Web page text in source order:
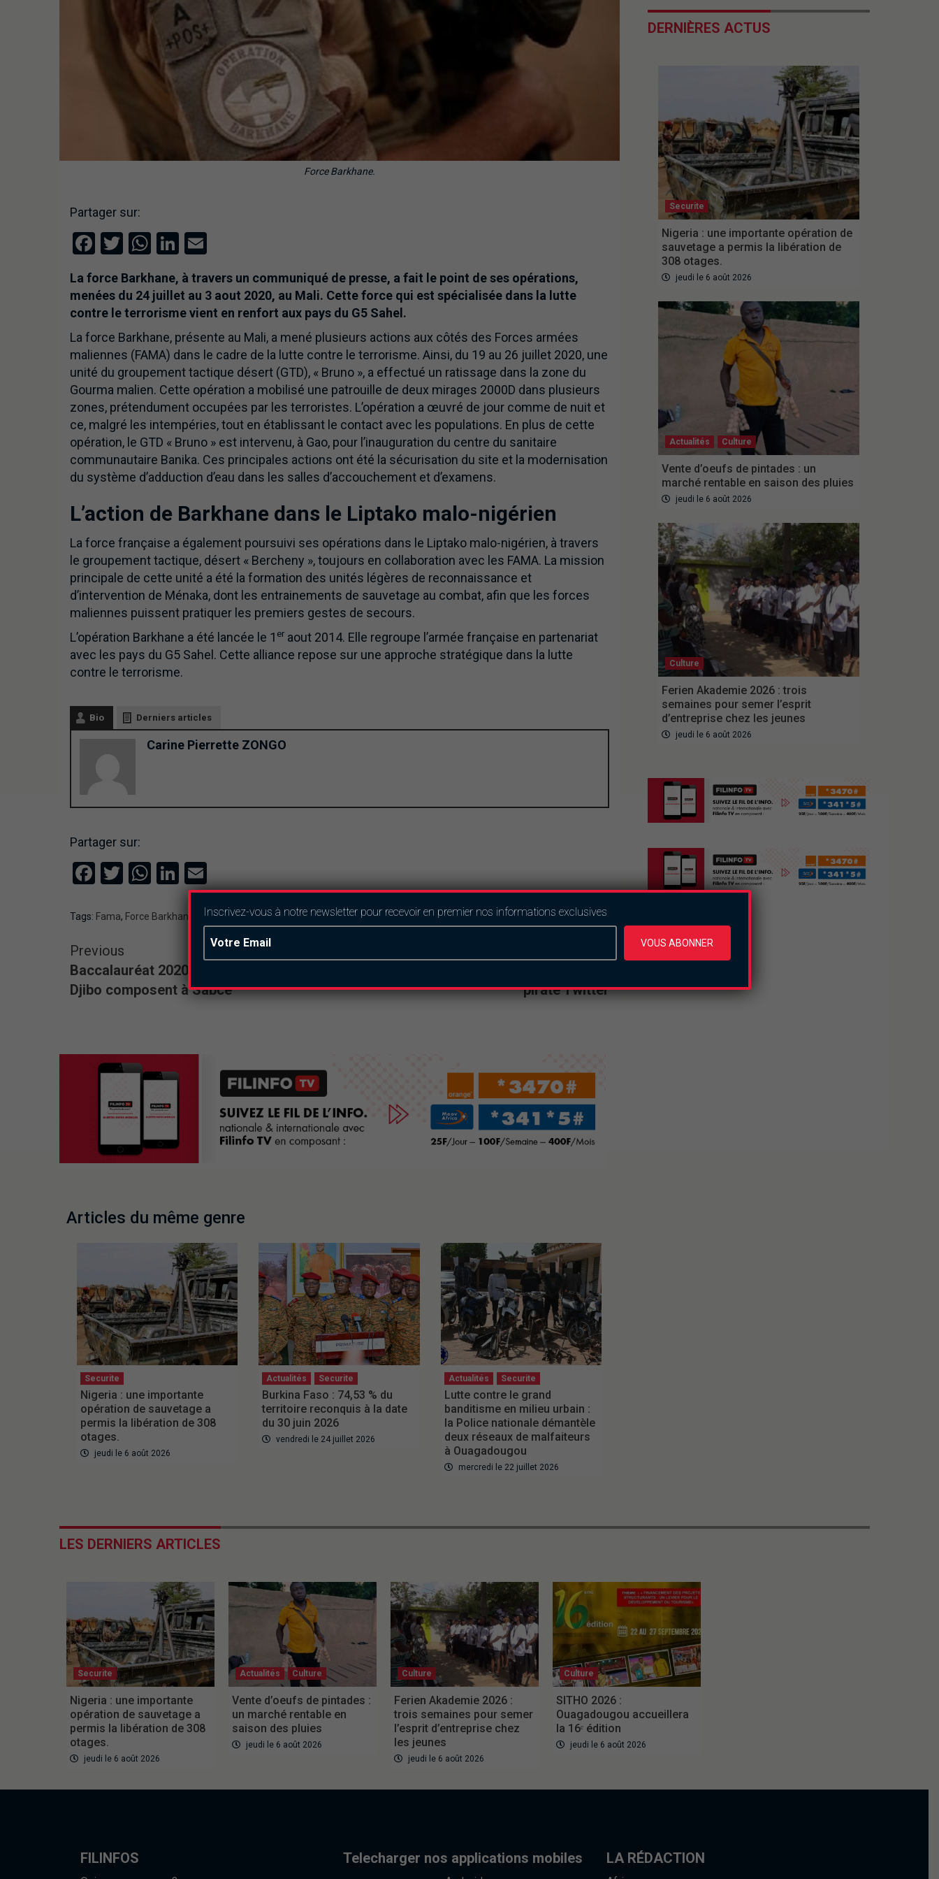
Force Barkhane.
Partager sur:
Facebook
Twitter
WhatsApp
LinkedIn
Email
La force Barkhane, à travers un communiqué de presse, a fait le point de ses opérations,
menées du 24 juillet au 3 aout 2020, au Mali. Cette force qui est spécialisée dans la lutte
contre le terrorisme vient en renfort aux pays du G5 Sahel.
La force Barkhane, présente au Mali, a mené plusieurs actions aux côtés des Forces armées
maliennes (FAMA) dans le cadre de la lutte contre le terrorisme. Ainsi, du 19 au 26 juillet 2020, une
unité du groupement tactique désert (GTD), « Bruno », a effectué un ratissage dans la zone du
Gourma malien. Cette opération a mobilisé une patrouille de deux mirages 2000D dans plusieurs
zones, prétendument occupées par les terroristes. L’opération a œuvré de jour comme de nuit et
ce, malgré les intempéries, tout en établissant le contact avec les populations. En plus de cette
opération, le GTD « Bruno » est intervenu, à Gao, pour l’inauguration du centre du sanitaire
communautaire Banika. Ces principales actions ont été la sécurisation du site et la modernisation
du système d’adduction d’eau dans les salles d’accouchement et d’examens.
L’action de Barkhane dans le Liptako malo-nigérien
La force française a également poursuivi ses opérations dans le Liptako malo-nigérien, à travers
le groupement tactique, désert « Bercheny », toujours en collaboration avec les FAMA. La mission
principale de cette unité a été la formation des unités légères de reconnaissance et
d’intervention de Ménaka, dont les entrainements de sauvetage au combat, afin que les forces
maliennes puissent pratiquer les premiers gestes de secours.
L’opération Barkhane a été lancée le 1 eraout 2014. Elle regroupe l’armée française en partenariat
avec les pays du G5 Sahel. Cette alliance repose sur une approche stratégique dans la lutte
contre le terrorisme.
Bio Derniers articles
Carine Pierrette ZONGO
Partager sur:
Facebook
Twitter
WhatsApp
LinkedIn
Email
Tags: Fama, Force Barkhane Lutte contre le terrorisme
Previous
Baccalauréat 2020 : Les candidats de
Djibo composent à Sabcé
pirate Twitter
Articles du même genre
Securite
Nigeria : une importante
opération de sauvetage a
permis la libération de 308
otages.
jeudi le 6 août 2026
Actualités Securite
Burkina Faso : 74,53 % du
territoire reconquis à la date
du 30 juin 2026
vendredi le 24 juillet 2026
Actualités Securite
Lutte contre le grand
banditisme en milieu urbain :
la Police nationale démantèle
deux réseaux de malfaiteurs
à Ouagadougou
mercredi le 22 juillet 2026
DERNIÈRES ACTUS
Securite
Nigeria : une importante opération de
sauvetage a permis la libération de
308 otages.
jeudi le 6 août 2026
Actualités Culture
Vente d’oeufs de pintades : un
marché rentable en saison des pluies
jeudi le 6 août 2026
Culture
Ferien Akademie 2026 : trois
semaines pour semer l’esprit
d’entreprise chez les jeunes
jeudi le 6 août 2026
LES DERNIERS ARTICLES
Securite
Nigeria : une importante
opération de sauvetage a
permis la libération de 308
otages.
jeudi le 6 août 2026
Actualités Culture
Vente d’oeufs de pintades :
un marché rentable en
saison des pluies
jeudi le 6 août 2026
Culture
Ferien Akademie 2026 :
trois semaines pour semer
l’esprit d’entreprise chez
les jeunes
jeudi le 6 août 2026
Culture
SITHO 2026 :
Ouagadougou accueillera
la 16ᵉ édition
jeudi le 6 août 2026
FILINFOS Telecharger nos applications mobiles LA RÉDACTION
Inscrivez-vous à notre newsletter pour recevoir en premier nos informations exclusives
VOUS ABONNER